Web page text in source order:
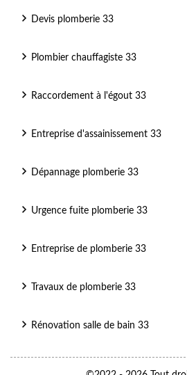
Devis plomberie 33
Plombier chauffagiste 33
Raccordement à l'égout 33
Entreprise d'assainissement 33
Dépannage plomberie 33
Urgence fuite plomberie 33
Entreprise de plomberie 33
Travaux de plomberie 33
Rénovation salle de bain 33